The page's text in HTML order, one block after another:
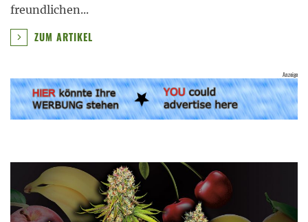
freundlichen...
ZUM ARTIKEL